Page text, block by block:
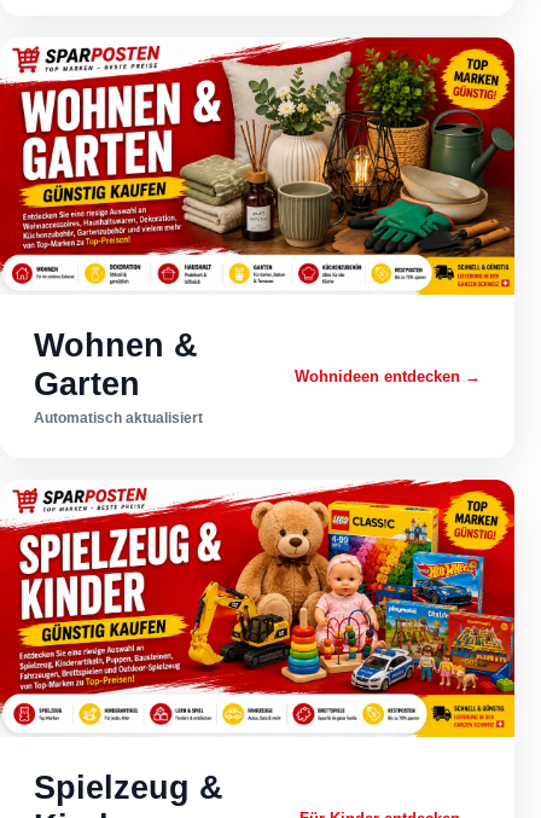
Wohnen &
Garten
Automatisch aktualisiert
Wohnideen entdecken →
Spielzeug &